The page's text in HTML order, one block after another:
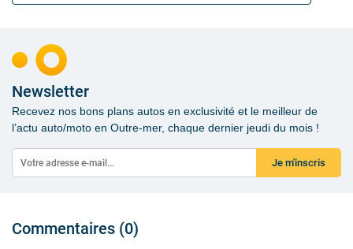
Newsletter
Recevez nos bons plans autos en exclusivité et le meilleur de
l’actu auto/moto en Outre-mer, chaque dernier jeudi du mois !
Je m'inscris
Commentaires (0)